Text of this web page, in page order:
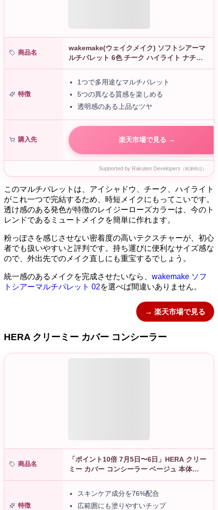
商品名
wakemake(ウェイクメイク) ソフトシアーマ
ルチパレット 6色 チーク ハイライト ナチュ
ラル 透明感 韓国コスメ アイシャドウ 初心者
向け 色：02 レ…
特徴
1つで多用途なマルチパレット
5つの異なる質感を楽しめる
透明感のある上品なツヤ
購入先 楽天市場で見る →
Supported by Rakuten Developers （執筆時点）
このマルチパレットは、アイシャドウ、チーク、ハイライト
がこれ一つで完結するため、時短メイクにもってこいです。
透け感のある発色が特徴のレイジーローズカラーは、今のト
レンドであるミュートメイクを簡単に作れます。
粉っぽさを感じさせない密着度の高いテクスチャーが、初心
者でも扱いやすいと評判です。持ち運びに便利なサイズ感な
ので、外出先でのメイク直しにも重宝するでしょう。
統一感のあるメイクを完成させたいなら、 wakemake ソフ
トシアーマルチパレット 02を選べば間違いありません。
→ 楽天市場で見る
HERA クリーミー カバー コンシーラー
商品名
「ポイント10倍 7月5日〜6日」HERA クリー
ミー カバー コンシーラー ベージュ 本体
7.5g コンシーラー アットコスメ
特徴
スキンケア成分を76%配合
広範囲にも塗りやすいチップ